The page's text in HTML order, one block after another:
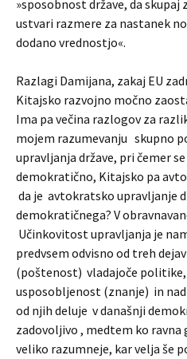
»sposobnost države, da
ustvari razmere za nastanek
dodano vrednostjo«.
Razlagi Damijana, zakaj EU
Kitajsko razvojno močno
Ima pa večina razlogov za
mojem razumevanju skupno
upravljanja države, pri čemer
demokratično, Kitajsko pa
da je avtokratsko upravljanje
demokratičnega? V
Učinkovitost upravljanja je
predvsem odvisno od treh
(poštenost) vladajoče politike,
usposobljenost (znanje) in
od njih deluje v današnji
zadovoljivo , medtem ko
veliko razumneje, kar velja še